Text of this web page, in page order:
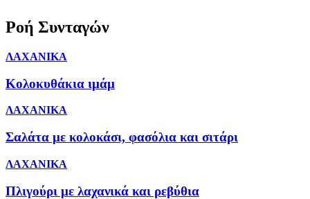
Ροή Συνταγών
ΛΑΧΑΝΙΚΑ
Κολοκυθάκια ιμάμ
ΛΑΧΑΝΙΚΑ
Σαλάτα με κολοκάσι, φασόλια και σιτάρι
ΛΑΧΑΝΙΚΑ
Πλιγούρι με λαχανικά και ρεβύθια